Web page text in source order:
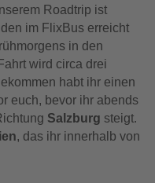
Roadtrip ist
im FlixBus erreicht
in den
wird circa drei
habt ihr einen
euch, bevor ihr abends
Salzburg steigt.
, das ihr innerhalb von